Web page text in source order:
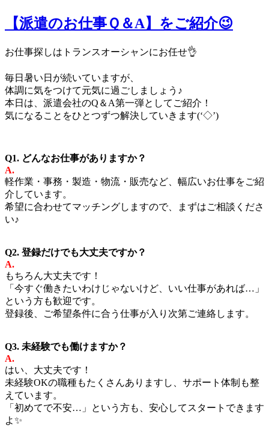
【派遣のお仕事Ｑ＆A】をご紹介😉
お仕事探しはトランスオーシャンにお任せ👌
毎日暑い日が続いていますが、
体調に気をつけて元気に過ごしましょう♪
本日は、派遣会社のQ＆A第一弾としてご紹介！
気になることをひとつずつ解決していきます(‘◇’)ゞ
Q1. どんなお仕事がありますか？
A.
軽作業・事務・製造・物流・販売など、幅広いお仕事をご紹
介しています。
希望に合わせてマッチングしますので、まずはご相談くださ
い♪
Q2. 登録だけでも大丈夫ですか？
A.
もちろん大丈夫です！
「今すぐ働きたいわけじゃないけど、いい仕事があれば…」
という方も歓迎です。
登録後、ご希望条件に合う仕事が入り次第ご連絡します。
Q3. 未経験でも働けますか？
A.
はい、大丈夫です！
未経験OKの職種もたくさんありますし、サポート体制も整
えています。
「初めてで不安…」という方も、安心してスタートできます
よ✨